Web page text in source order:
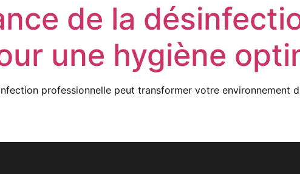
de la
une hygiène
professionnelle peut transformer votre environnement